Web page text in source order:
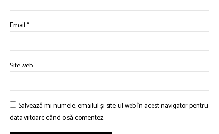
Email*
Site web
Salvează-mi numele, emailul și site-ul web în acest navigator pentru
data viitoare când o să comentez.